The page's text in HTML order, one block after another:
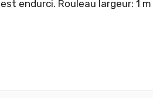
est endurci. Rouleau largeur: 1